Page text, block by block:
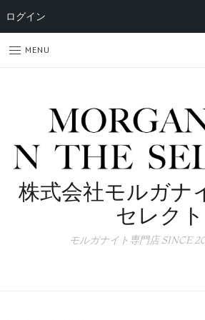
MENU
株式会社モルガナ
セレクト
モルガナイト専門店 SINCE
ログイン